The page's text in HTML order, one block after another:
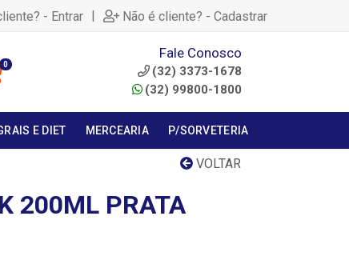
- Entrar | Não é cliente? - Cadastrar
0
Fale Conosco
(32) 3373-1678
(32) 99800-1800
E DIET MERCEARIA P/SORVETERIA
VOLTAR
200ML PRATA